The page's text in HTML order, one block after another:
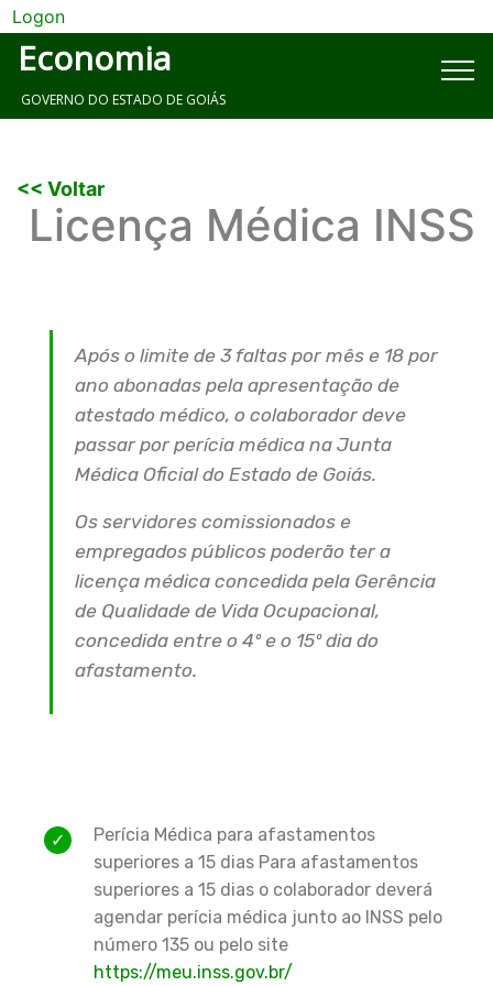
Logon
Economia
GOVERNO DO ESTADO DE GOIÁS
<< Voltar
Licença Médica INSS
Após o limite de 3 faltas por mês e 18 por
ano abonadas pela apresentação de
atestado médico, o colaborador deve
passar por perícia médica na Junta
Médica Oficial do Estado de Goiás.
Os servidores comissionados e
empregados públicos poderão ter a
licença médica concedida pela Gerência
de Qualidade de Vida Ocupacional,
concedida entre o 4º e o 15º dia do
afastamento.
Perícia Médica para afastamentos
superiores a 15 dias Para afastamentos
superiores a 15 dias o colaborador deverá
agendar perícia médica junto ao INSS pelo
número 135 ou pelo site
https://meu.inss.gov.br/